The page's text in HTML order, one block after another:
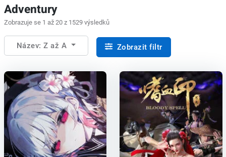
Adventury
Zobrazuje se 1 až 20 z 1529 výsledků
Název: Z až A Zobrazit filtr